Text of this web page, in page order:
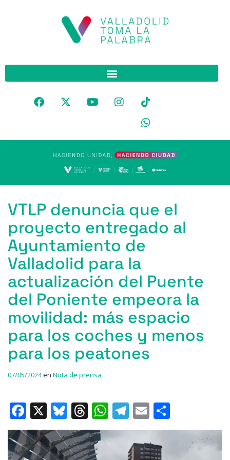
VTLP denuncia que el
proyecto entregado al
Ayuntamiento de
Valladolid para la
actualización del Puente
del Poniente empeora la
movilidad: más espacio
para los coches y menos
para los peatones
07/05/2024en Nota de prensa
F
a
c
X
Bl
u
e
T
h
re
W
h
at
T
el
e
E
m
ai
o